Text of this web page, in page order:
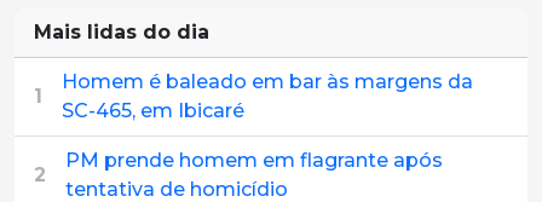
Mais lidas do dia
1
Homem é baleado em bar às margens da
SC-465, em Ibicaré
2
PM prende homem em flagrante após
tentativa de homicídio